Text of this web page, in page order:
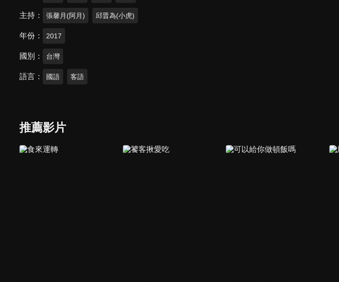
主持 張馨月(阿月) 邱晋為(小虎)
年份 2017
國別 台灣
語言 國語 客語
推薦影片